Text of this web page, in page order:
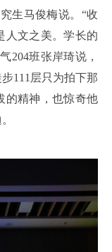
生马俊梅说。“收
人文之美。学长的
204班张岸琦说，
111层只为拍下那
的精神，也惊奇他